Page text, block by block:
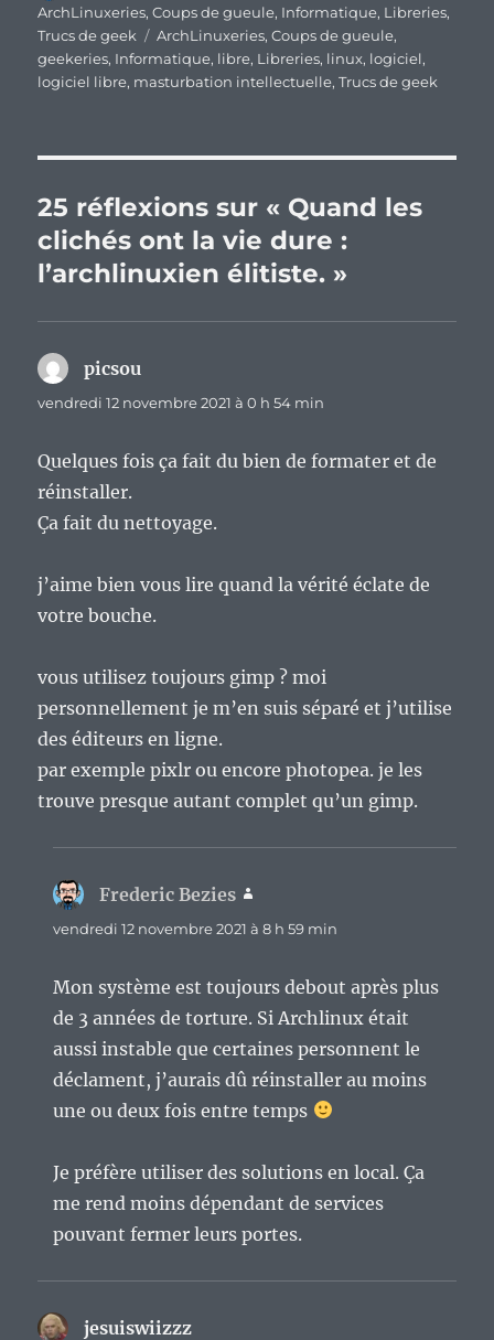
le
ArchLinuxeries,Coups de gueule, Informatique, Libreries,
Trucs de geek
Étiquettes
ArchLinuxeries,Coups de gueule,
geekeries, Informatique, libre, Libreries, linux, logiciel,
logiciel libre, masturbation intellectuelle,Trucs de geek
25 réflexions sur « Quand les
clichés ont la vie dure :
l’archlinuxien élitiste. »
picsou
vendredi 12 novembre 2021 à 0 h 54 min
Quelques fois ça fait du bien de formater et de
réinstaller.
Ça fait du nettoyage.
j’aime bien vous lire quand la vérité éclate de
votre bouche.
vous utilisez toujours gimp ? moi
personnellement je m’en suis séparé et j’utilise
des éditeurs en ligne.
par exemple pixlr ou encore photopea. je les
trouve presque autant complet qu’un gimp.
Frederic Bezies
vendredi 12 novembre 2021 à 8 h 59 min
Mon système est toujours debout après plus
de 3 années de torture. Si Archlinux était
aussi instable que certaines personnent le
déclament, j’aurais dû réinstaller au moins
une ou deux fois entre temps
Je préfère utiliser des solutions en local. Ça
me rend moins dépendant de services
pouvant fermer leurs portes.
jesuiswiizzz